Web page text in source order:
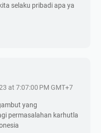
selaku pribadi apa ya
at 7:07:00 PM GMT+7
yang
permasalahan karhutla